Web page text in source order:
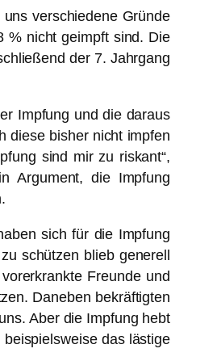
verschiedene Gründe
% nicht geimpft sind. Die
der 7. Jahrgang
Impfung und die daraus
diese bisher nicht impfen
sind mir zu riskant“,
Argument, die Impfung
sich für die Impfung
schützen blieb generell
Freunde und
Daneben bekräftigten
Aber die Impfung hebt
das lästige